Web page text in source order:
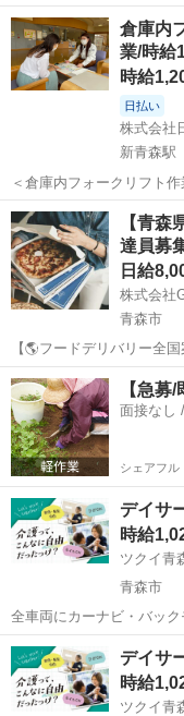
た。 「軽貨物の仕事は、
をよく耳にします。 当社
16,500円を最低保証。 ...
青森 青森市 ドラ
倉庫内
業/時給
時給
日払い
株式会社
新青森駅
＜倉庫内フォークリフト
ピッキング作業 ・ピッキ
クリフトにて下段へ降ろ
ークリフトで倉庫内へ移
青森 青森市 新青
【青森
達員募
日給
株式会社
青森市
【🌎フードデリバリー全国案
いな方必見✅ 稼働開始は７月２０日〜🫡 全４７都道府県展開💫 なん
と‼️ 日給保証➕件建という
青森 青森市 ドラ
【急募
面接なし
シェアフル
デイサ
時給
ツクイ青
青森市
全車両にカーナビ・バッ
安心して始められます。
業務 ※専用車両(キャラ
降時の介護補助(歩行介助・
青森 ドラ
デイサ
時給
ツクイ青